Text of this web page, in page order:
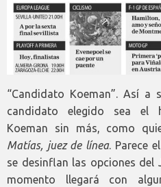
“Candidato Koeman”. Así a
candidato elegido sea el
Koeman sin más, como
Matías, juez de línea. Parece
se desinflan las opciones del
momento llegará con